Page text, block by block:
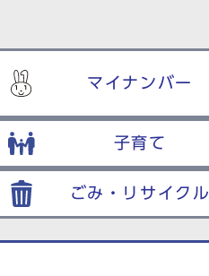
マイナンバー
子育て
ごみ・リサイクル